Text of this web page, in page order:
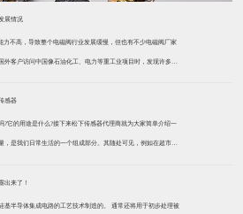
展情况
力不高，导致整个电磁阀行业发展缓慢，但也有不少电磁阀厂家
外客户访问中国像石油化工、电力等重工业项目时，发现许多项
感器
的用途是什么?接下来松下传感器代理商就为大家简单介绍一
是我们日常生活的一个组成部分。其随处可见，例如在超市柜
通常由钢
出来了！
半导体集成电路的工艺技术制造的。 通常还将用于初步处理被